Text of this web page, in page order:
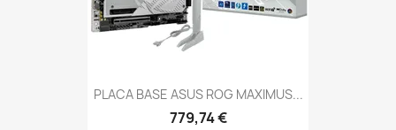
PLACA BASE ASUS ROG MAXIMUS...
779,74 €